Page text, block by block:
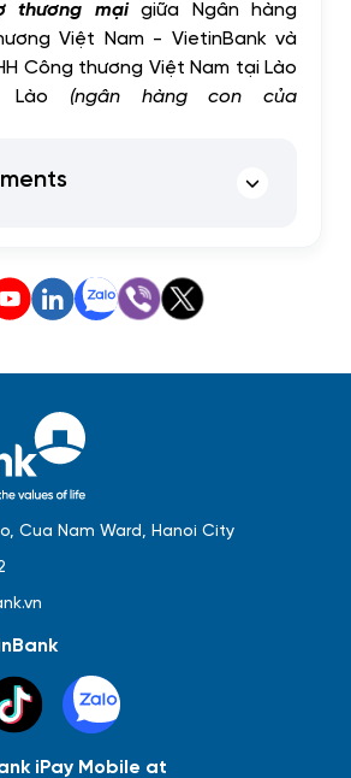
thương mạigiữa Ngân hàng
Việt Nam - VietinBank và
Công thương Việt Nam tại Lào
Lào (ngân hàng con của
Cua Nam Ward, Hanoi City
iPay Mobile at